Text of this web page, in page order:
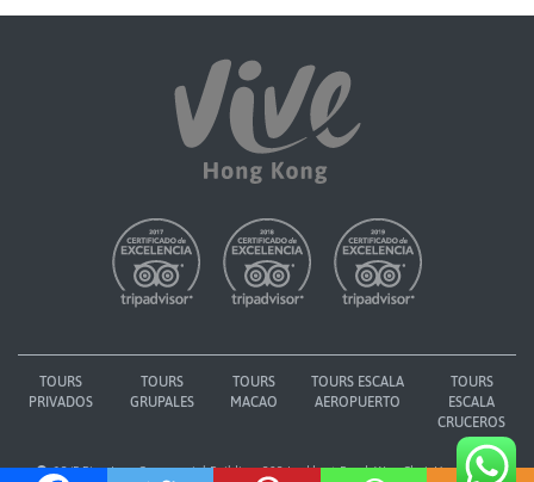
TOURS
PRIVADOS
TOURS
GRUPALES
TOURS
MACAO
TOURS ESCALA
AEROPUERTO
TOURS
ESCALA
CRUCEROS
12/F Ping Lam Commercial Building, 282 Lockhart Road, Wan Chai, Hong Kong